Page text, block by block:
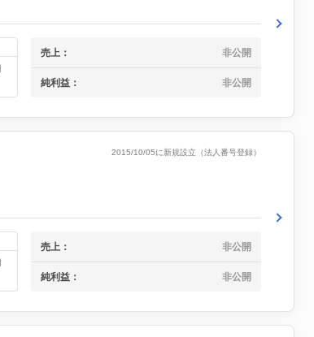
売上： 非公開
純利益： 非公開
2015/10/05に新規設立（法人番号登録）
売上： 非公開
純利益： 非公開